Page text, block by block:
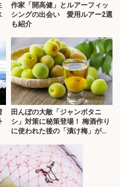
作家「開高健」とルアーフィッ
シングの出会い 愛用ルアー2選
も紹介
田んぼの大敵「ジャンボタニ
シ」対策に秘策登場！ 梅酒作り
に使われた後の「漬け梅」が効